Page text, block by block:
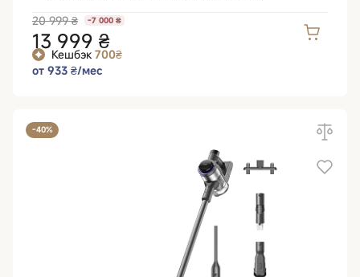
20 999 ₴
-7 000 ₴
13 999 ₴
Кешбэк 700₴
от 933 ₴/мес
-40%